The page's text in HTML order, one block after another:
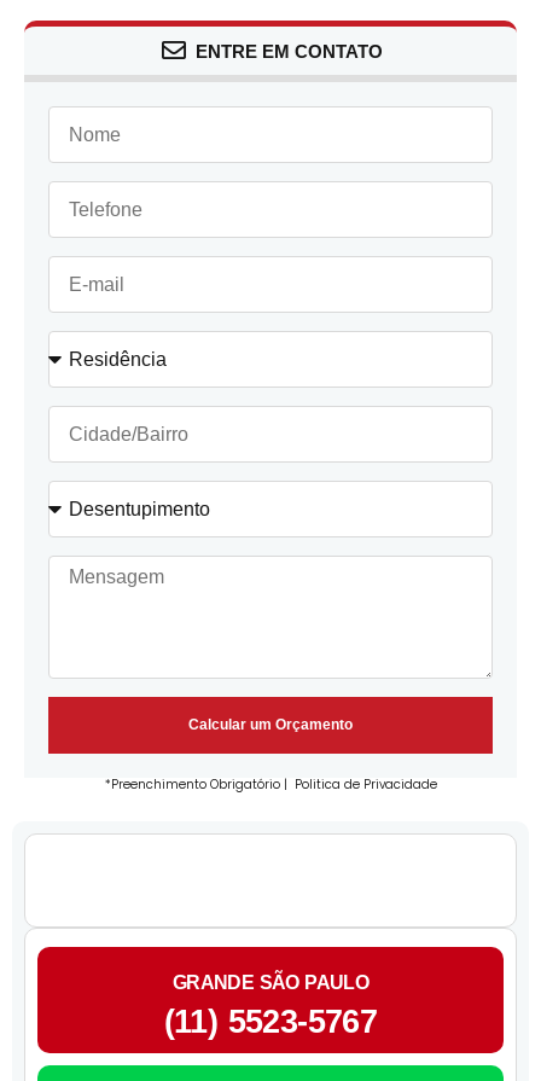
ENTRE EM CONTATO
Calcular um Orçamento
*Preenchimento Obrigatório | Politica de Privacidade
GRANDE SÃO PAULO
(11) 5523-5767